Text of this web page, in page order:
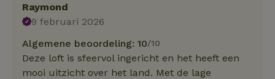
Raymond
9 februari 2026
Algemene beoordeling: 10/10
Deze loft is sfeervol ingericht en het heeft een
mooi uitzicht over het land. Met de lage